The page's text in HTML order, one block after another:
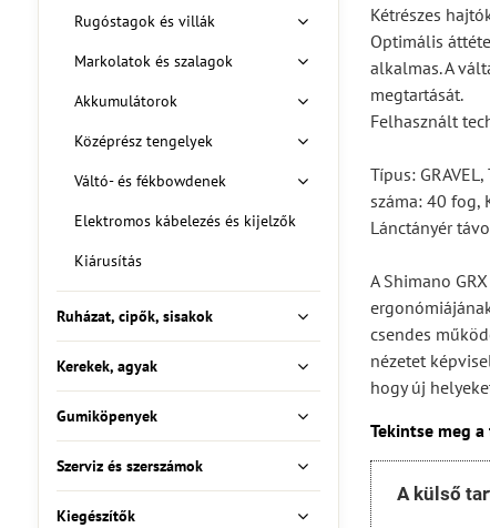
Kétrészes
Optimális
alkalmas. A
megtartását.
Felhasznált
Típus:
száma: 40 fog,
Lánctányér
A Shimano
csendes
nézetet
hogy új
Tekintse meg
A külső
Rugóstagok és villák
Markolatok és szalagok
Akkumulátorok
Középrész tengelyek
Váltó- és fékbowdenek
Elektromos kábelezés és kijelzők
Kiárusítás
Ruházat, cipők, sisakok
Kerekek, agyak
Gumiköpenyek
Szerviz és szerszámok
Kiegészítők